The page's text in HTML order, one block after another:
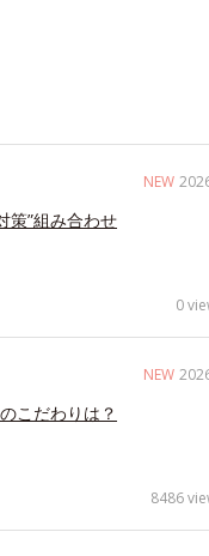
NEW
策”組み合わせ
0
NEW
こだわりは？
8486